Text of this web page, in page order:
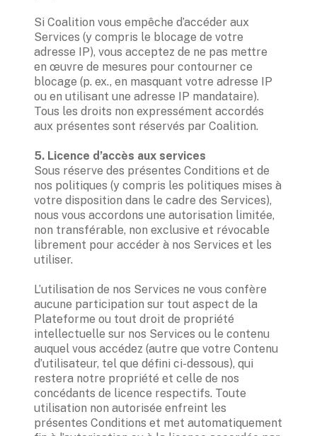
Si Coalition vous empêche d’accéder aux
Services (y compris le blocage de votre
adresse IP), vous acceptez de ne pas mettre
en œuvre de mesures pour contourner ce
blocage (p. ex., en masquant votre adresse IP
ou en utilisant une adresse IP mandataire).
Tous les droits non expressément accordés
aux présentes sont réservés par Coalition.
Sous réserve des présentes Conditions et de
nos politiques (y compris les politiques mises à
votre disposition dans le cadre des Services),
nous vous accordons une autorisation limitée,
non transférable, non exclusive et révocable
librement pour accéder à nos Services et les
utiliser.
L’utilisation de nos Services ne vous confère
aucune participation sur tout aspect de la
Plateforme ou tout droit de propriété
intellectuelle sur nos Services ou le contenu
auquel vous accédez (autre que votre Contenu
d’utilisateur, tel que défini ci-dessous), qui
restera notre propriété et celle de nos
concédants de licence respectifs. Toute
utilisation non autorisée enfreint les
présentes Conditions et met automatiquement